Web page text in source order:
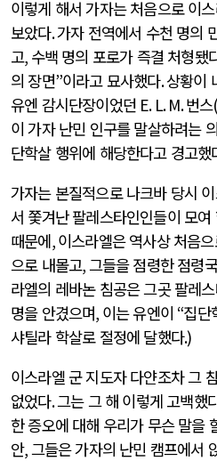
이렇게 해서 가자는 처음으로 이
보았다.가자 전역에서 수천 명의
고, 수백 명의 포로가 즉결 처형됐
의 장면”이라고 묘사했다.상황이
유엔 감시단장이었던 E. L. M.번스
이 가자 난민 인구를 말살하려는
단학살 행위에 해당한다고 경고했
가자는 본질적으로 나크바 당시
서 쫓겨난 팔레스타인인들이 모
때문에,이스라엘은 역사상 처음
으로 내몰고,그들을 점령한 점령
라엘의 레바논 침공은 그곳 팔레
명을 안겼으며, 이는 유엔이 “집단
샤틸라 학살로 절정에 달했다.)
이스라엘 군 지도자 다얀조차 그
없었다.그는 그 해 이렇게 고백했
한 증오에 대해 우리가 무슨 말을
안,그들은 가자의 난민 캠프에서